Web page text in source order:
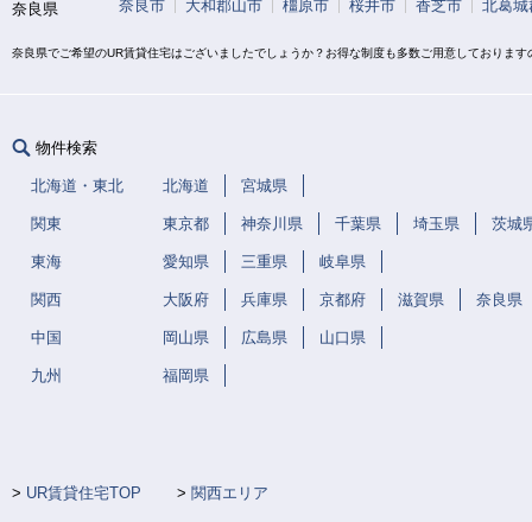
奈良県 奈良市 大和郡山市 橿原市 桜井市 香芝市 北葛城
奈良県でご希望のUR賃貸住宅はございましたでしょうか？お得な制度も多数ご用意しておりま
物件検索
北海道・東北 北海道 宮城県
関東 東京都 神奈川県 千葉県 埼玉県 茨城
東海 愛知県 三重県 岐阜県
関西 大阪府 兵庫県 京都府 滋賀県 奈良県
中国 岡山県 広島県 山口県
九州 福岡県
UR賃貸住宅TOP 関西エリア